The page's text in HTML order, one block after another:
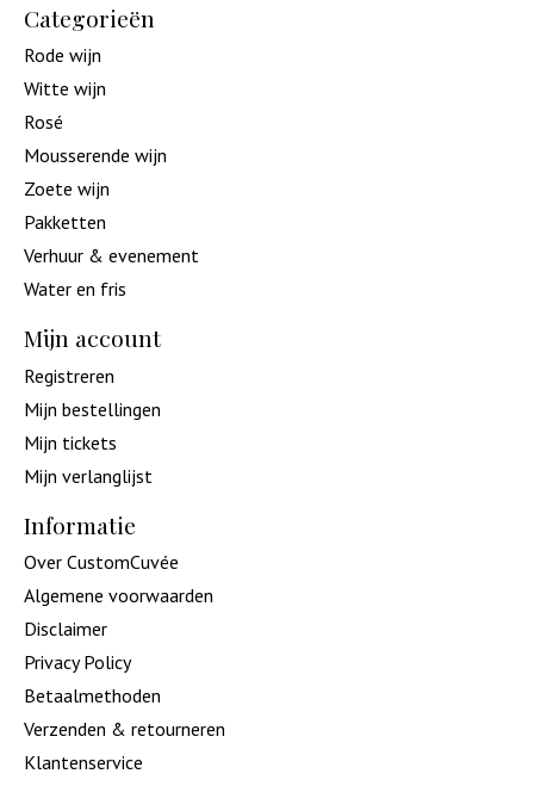
Categorieën
Rode wijn
Witte wijn
Rosé
Mousserende wijn
Zoete wijn
Pakketten
Verhuur & evenement
Water en fris
Mijn account
Registreren
Mijn bestellingen
Mijn tickets
Mijn verlanglijst
Informatie
Over CustomCuvée
Algemene voorwaarden
Disclaimer
Privacy Policy
Betaalmethoden
Verzenden & retourneren
Klantenservice